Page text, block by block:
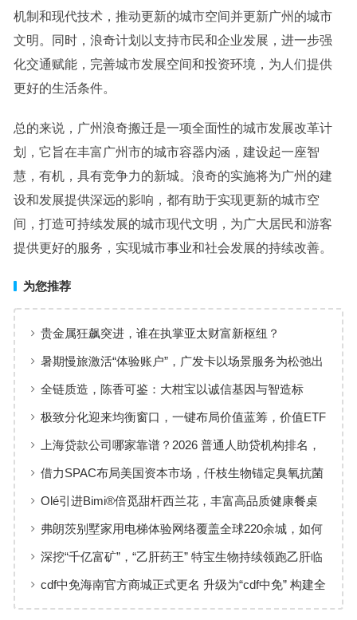
机制和现代技术，推动更新的城市空间并更新广州的城市
文明。同时，浪奇计划以支持市民和企业发展，进一步强
化交通赋能，完善城市发展空间和投资环境，为人们提供
更好的生活条件。
总的来说，广州浪奇搬迁是一项全面性的城市发展改革计
划，它旨在丰富广州市的城市容器内涵，建设起一座智
慧，有机，具有竞争力的新城。浪奇的实施将为广州的建
设和发展提供深远的影响，都有助于实现更新的城市空
间，打造可持续发展的城市现代文明，为广大居民和游客
提供更好的服务，实现城市事业和社会发展的持续改善。
为您推荐
贵金属狂飙突进，谁在执掌亚太财富新枢纽？
暑期慢旅激活“体验账户”，广发卡以场景服务为松弛出
行添彩
全链质造，陈香可鉴：大柑宝以诚信基因与智造标
准，定义新会陈皮高质量发展
极致分化迎来均衡窗口，一键布局价值蓝筹，价值ETF
华夏火热开售
上海贷款公司哪家靠谱？2026 普通人助贷机构排名，
工薪族借钱选择指南
借力SPAC布局美国资本市场，仟枝生物锚定臭氧抗菌
黄金赛道
Olé引进Bimi®倍觅甜杆西兰花，丰富高品质健康餐桌
新选择
弗朗茨别墅家用电梯体验网络覆盖全球220余城，如何
实现高效服务响应
深挖“千亿富矿”，“乙肝药王” 特宝生物持续领跑乙肝临
床治愈
cdf中免海南官方商城正式更名 升级为“cdf中免” 构建全